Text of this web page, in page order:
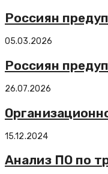
Россиян
05.03.2026
Россиян
26.07.2026
15.12.2024
Анализ ПО по